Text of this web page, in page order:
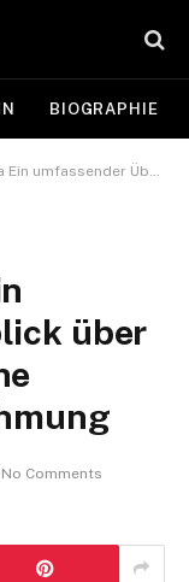
BIOGRAPHIE
über den Namen und seine öffentliche Wahrnehmung
über
No Comments